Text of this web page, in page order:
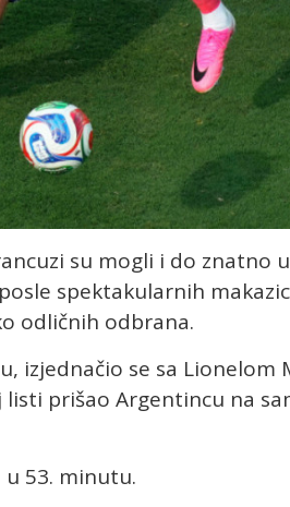
su mogli i do znatno
spektakularnih
odličnih odbrana.
izjednačio se sa Lionelom
listi prišao Argentincu na
53. minutu.